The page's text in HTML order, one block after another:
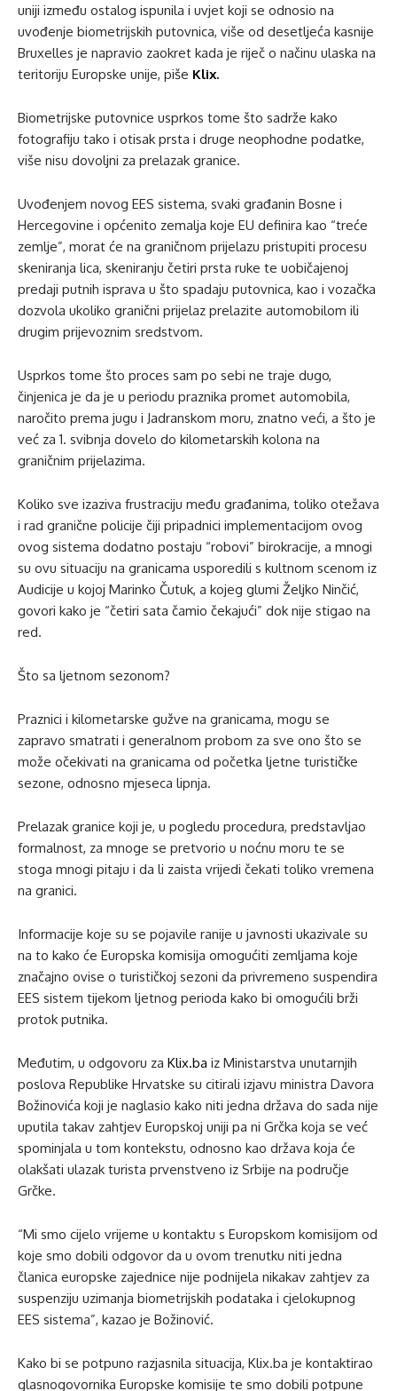
uniji između ostalog ispunila i uvjet koji se odnosio na
uvođenje biometrijskih putovnica, više od desetljeća kasnije
Bruxelles je napravio zaokret kada je riječ o načinu ulaska na
teritoriju Europske unije, piše Klix.
Biometrijske putovnice usprkos tome što sadrže kako
fotografiju tako i otisak prsta i druge neophodne podatke,
više nisu dovoljni za prelazak granice.
Uvođenjem novog EES sistema, svaki građanin Bosne i
Hercegovine i općenito zemalja koje EU definira kao “treće
zemlje”, morat će na graničnom prijelazu pristupiti procesu
skeniranja lica, skeniranju četiri prsta ruke te uobičajenoj
predaji putnih isprava u što spadaju putovnica, kao i vozačka
dozvola ukoliko granični prijelaz prelazite automobilom ili
drugim prijevoznim sredstvom.
Usprkos tome što proces sam po sebi ne traje dugo,
činjenica je da je u periodu praznika promet automobila,
naročito prema jugu i Jadranskom moru, znatno veći, a što je
već za 1. svibnja dovelo do kilometarskih kolona na
graničnim prijelazima.
Koliko sve izaziva frustraciju među građanima, toliko otežava
i rad granične policije čiji pripadnici implementacijom ovog
ovog sistema dodatno postaju “robovi” birokracije, a mnogi
su ovu situaciju na granicama usporedili s kultnom scenom iz
Audicije u kojoj Marinko Čutuk, a kojeg glumi Željko Ninčić,
govori kako je “četiri sata čamio čekajući” dok nije stigao na
red.
Što sa ljetnom sezonom?
Praznici i kilometarske gužve na granicama, mogu se
zapravo smatrati i generalnom probom za sve ono što se
može očekivati na granicama od početka ljetne turističke
sezone, odnosno mjeseca lipnja.
Prelazak granice koji je, u pogledu procedura, predstavljao
formalnost, za mnoge se pretvorio u noćnu moru te se
stoga mnogi pitaju i da li zaista vrijedi čekati toliko vremena
na granici.
Informacije koje su se pojavile ranije u javnosti ukazivale su
na to kako će Europska komisija omogućiti zemljama koje
značajno ovise o turističkoj sezoni da privremeno suspendira
EES sistem tijekom ljetnog perioda kako bi omogućili brži
protok putnika.
Međutim, u odgovoru za Klix.ba iz Ministarstva unutarnjih
poslova Republike Hrvatske su citirali izjavu ministra Davora
Božinovića koji je naglasio kako niti jedna država do sada nije
uputila takav zahtjev Europskoj uniji pa ni Grčka koja se već
spominjala u tom kontekstu, odnosno kao država koja će
olakšati ulazak turista prvenstveno iz Srbije na područje
Grčke.
“Mi smo cijelo vrijeme u kontaktu s Europskom komisijom od
koje smo dobili odgovor da u ovom trenutku niti jedna
članica europske zajednice nije podnijela nikakav zahtjev za
suspenziju uzimanja biometrijskih podataka i cjelokupnog
EES sistema”, kazao je Božinović.
Kako bi se potpuno razjasnila situacija, Klix.ba je kontaktirao
glasnogovornika Europske komisije te smo dobili potpune